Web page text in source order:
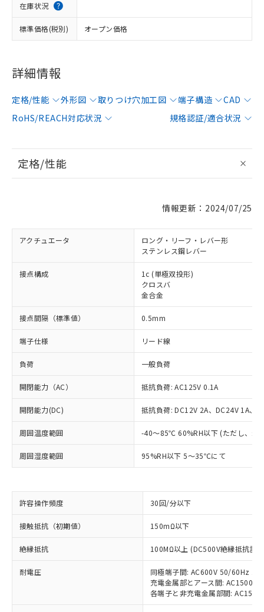
在庫状況
標準価格(税別) オープン価格
詳細情報
定格/性能 外形図 取りつけ穴加工図 端子構造
CAD
RoHS/REACH対応状況
規格認証/適合状況
定格/性能
情報更新：2024/07/25
アクチュエータ
ロング・リーフ・レバー形
ステンレス鋼レバー
接点構成
1c (単極双投形)
クロスバ
金合金
接点間隔（標準値） 0.5mm
端子仕様 リード線
負荷 一般負荷
開閉能力（AC） 抵抗負荷: AC125V 0.1A
開閉能力(DC) 抵抗負荷: DC12V 2A、DC24V 1A、
周囲温度範囲 -40～85℃ 60%RH以下 (ただし、氷
周囲湿度範囲 95%RH以下 5～35℃にて
許容操作頻度 30回/分以下
接触抵抗（初期値） 150mΩ以下
絶縁抵抗 100MΩ以上 (DC500V絶縁抵抗計
耐電圧
同極端子間: AC600V 50/60Hz
充電金属部とアース間: AC1500V
各端子と非充電金属部間:
対応済み：EU RoHS指令（10物質）の
非含有に対応した製品が提供可能な商品で
対応予定：EU RoHS指令（10物質）の非含
有に対応した製品に切り替える予定のある